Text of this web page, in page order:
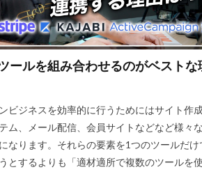
ールを組み合わせるのがベストな
ビジネスを効率的に行うためにはサイト作成
ム、メール配信、会員サイトなどなど様々
なります。それらの要素を1つのツールだけ
とするよりも「適材適所で複数のツールを